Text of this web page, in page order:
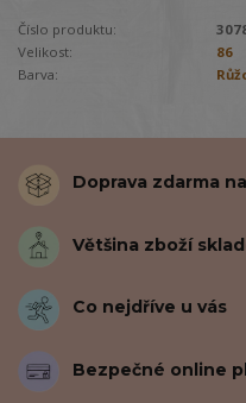
Číslo produktu:
Velikost:
86
Barva:
Doprava zdarma
Většina zboží
Co nejdříve u vás
Bezpečné online